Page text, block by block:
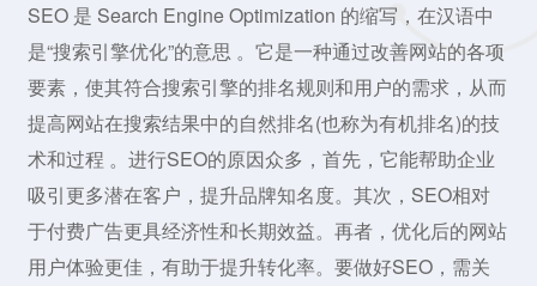
SEO 是 Search Engine Optimization 的缩写，在汉语中
是“搜索引擎优化”的意思 。它是一种通过改善网站的各项
要素，使其符合搜索引擎的排名规则和用户的需求，从而
提高网站在搜索结果中的自然排名(也称为有机排名)的技
术和过程 。进行SEO的原因众多，首先，它能帮助企业
吸引更多潜在客户，提升品牌知名度。其次，SEO相对
于付费广告更具经济性和长期效益。再者，优化后的网站
用户体验更佳，有助于提升转化率。要做好SEO，需关